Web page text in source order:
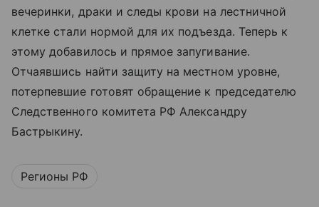
вечеринки, драки и следы крови на лестничной
клетке стали нормой для их подъезда. Теперь к
этому добавилось и прямое запугивание.
Отчаявшись найти защиту на местном уровне,
потерпевшие готовят обращение к председателю
Следственного комитета РФ Александру
Бастрыкину.
Регионы РФ